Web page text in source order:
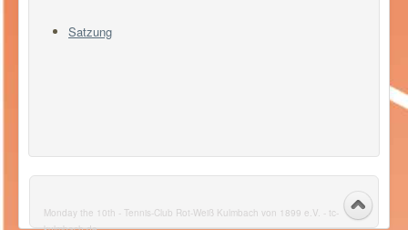
Satzung
Monday the 10th - Tennis-Club Rot-Weiß Kulmbach von 1899 e.V. - tc-